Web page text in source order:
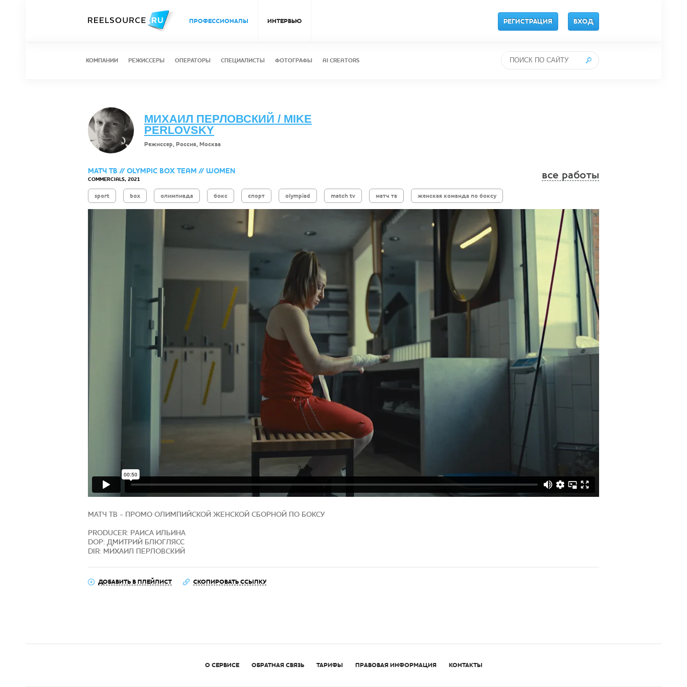
ПРОФЕССИОНАЛЫ ИНТЕРВЬЮ РЕГИСТРАЦИЯ ВХОД
КОМПАНИИ РЕЖИССЕРЫ ОПЕРАТОРЫ СПЕЦИАЛИСТЫ ФОТОГРАФЫ AI CREATORS
МИХАИЛ ПЕРЛОВСКИЙ / MIKE
PERLOVSKY
Режиссер, Россия, Москва
МАТЧ ТВ // OLYMPIC BOX TEAM // WOMEN все работы
COMMERCIALS, 2021
sport box олимпиада бокс спорт olympiad match tv матч тв женская команда по боксу
МАТЧ ТВ - ПРОМО ОЛИМПИЙСКОЙ ЖЕНСКОЙ СБОРНОЙ ПО БОКСУ
PRODUCER: РАИСА ИЛЬИНА
DOP: ДМИТРИЙ БЛЮГЛЯСС
DIR: МИХАИЛ ПЕРЛОВСКИЙ
ДОБАВИТЬ В ПЛЕЙЛИСТ СКОПИРОВАТЬ ССЫЛКУ
О СЕРВИСЕ ОБРАТНАЯ СВЯЗЬ ТАРИФЫ ПРАВОВАЯ ИНФОРМАЦИЯ КОНТАКТЫ